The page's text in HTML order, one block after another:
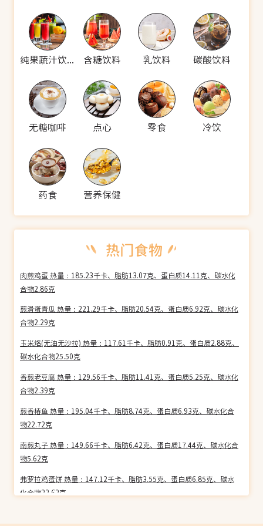
纯果蔬汁饮料 含糖饮料 乳饮料 碳酸饮料
无糖咖啡 点心 零食 冷饮
药食 营养保健
肉煎鸡蛋 热量：185.23千卡、脂肪13.07克、蛋白质14.11克、碳水化
合物2.86克
煎滑蛋青瓜 热量：221.29千卡、脂肪20.54克、蛋白质6.92克、碳水化
合物2.29克
玉米烙(无油无沙拉) 热量：117.61千卡、脂肪0.91克、蛋白质2.88克、
碳水化合物25.50克
香煎老豆腐 热量：129.56千卡、脂肪11.41克、蛋白质5.25克、碳水化
合物2.39克
煎香椿鱼 热量：195.04千卡、脂肪8.74克、蛋白质6.93克、碳水化合
物22.72克
南煎丸子 热量：149.66千卡、脂肪6.42克、蛋白质17.44克、碳水化合
物5.62克
弗罗拉鸡蛋饼 热量：147.12千卡、脂肪3.55克、蛋白质6.85克、碳水
化合物22.62克